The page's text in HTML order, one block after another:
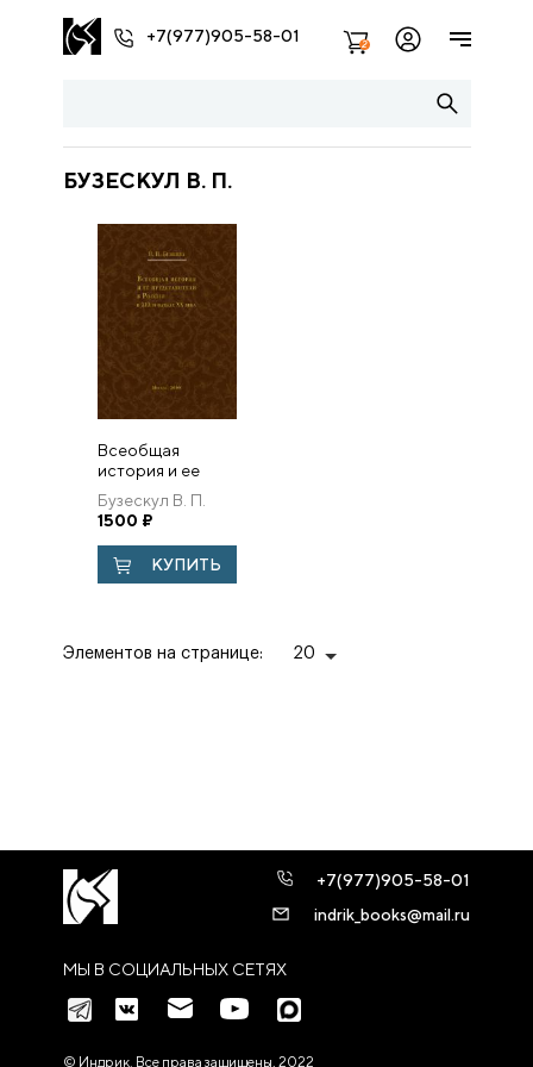
+7(977)905-58-01 2
БУЗЕСКУЛ В. П.
Всеобщая
история и ее
представители в
России в XIX и
начале XX в.
Бузескул В. П.
1500 ₽
КУПИТЬ
Элементов на странице: 20
МЫ В СОЦИАЛЬНЫХ СЕТЯХ
+7(977)905-58-01
indrik_books@mail.ru
© Индрик. Все права защищены, 2022